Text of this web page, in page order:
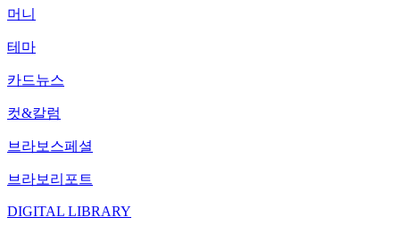
머니
테마
카드뉴스
컷&칼럼
브라보스페셜
브라보리포트
DIGITAL LIBRARY